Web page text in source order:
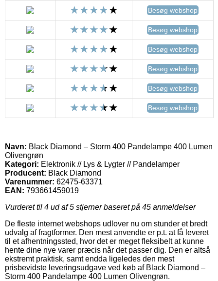
Besøg webshop
Besøg webshop
Besøg webshop
Besøg webshop
Besøg webshop
Besøg webshop
Navn: Black Diamond – Storm 400 Pandelampe 400 Lumen
Olivengrøn
Kategori: Elektronik // Lys & Lygter // Pandelamper
Producent: Black Diamond
Varenummer: 62475-63371
EAN: 793661459019
Vurderet til 4 ud af 5 stjerner baseret på 45 anmeldelser
De fleste internet webshops udlover nu om stunder et bredt
udvalg af fragtformer. Den mest anvendte er p.t. at få leveret
til et afhentningssted, hvor det er meget fleksibelt at kunne
hente dine nye varer præcis når det passer dig. Den er altså
ekstremt praktisk, samt endda ligeledes den mest
prisbevidste leveringsudgave ved køb af Black Diamond –
Storm 400 Pandelampe 400 Lumen Olivengrøn.